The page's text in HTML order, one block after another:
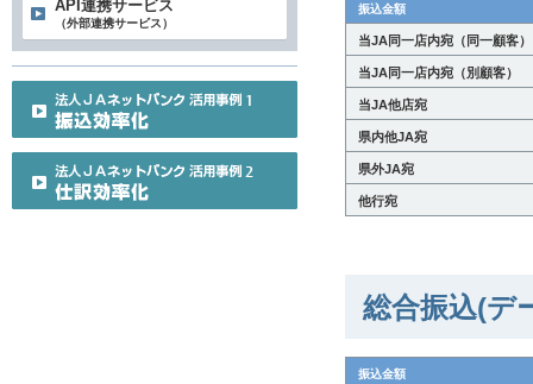
振込金額
当JA同一店内宛（同一顧客）
当JA同一店内宛（別顧客）
当JA他店宛
県内他JA宛
県外JA宛
他行宛
総合振込(デ
振込金額
API連携サービス
（外部連携サービス）